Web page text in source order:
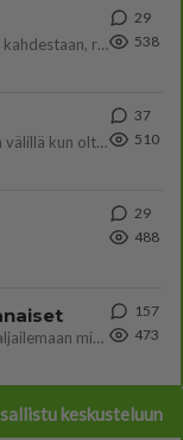
Yhtä paljon, kuin minä sinusta? Haaveissa ollaan kahdestaan, rauhassa ja lähennytään fyysisesti ja tutustutaan syvemmin
29
538
Muru, sä oot ihana. Tunsitko sen sähkön meidän välillä kun oltiin ihan låhekkäin? 👩‍❤️‍👩❤️😼😘
37
510
29
488
Tulevat tänne palstalle haukkumaan miehiä ja naljailemaan miehelle, kehuvat olevansa heitä parempia. Itse asuvat MIEHE
157
473
keskusteluun